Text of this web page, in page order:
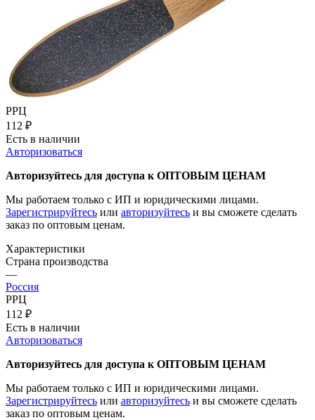
РРЦ
112 ₽
Есть в наличии
Авторизоваться
Авторизуйтесь для доступа к ОПТОВЫМ ЦЕНАМ
Мы работаем только с ИП и юридическими лицами.
Зарегистрируйтесь или авторизуйтесь и вы сможете сделать
заказ по оптовым ценам.
Характеристики
Страна производства
—
Россия
РРЦ
112 ₽
Есть в наличии
Авторизоваться
Авторизуйтесь для доступа к ОПТОВЫМ ЦЕНАМ
Мы работаем только с ИП и юридическими лицами.
Зарегистрируйтесь или авторизуйтесь и вы сможете сделать
заказ по оптовым ценам.